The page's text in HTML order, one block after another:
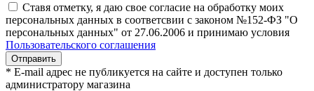
Ставя отметку, я даю свое согласие на обработку моих
персональных данных в соответсвии с законом №152-ФЗ "О
персональных данных" от 27.06.2006 и принимаю условия
Пользовательского соглашения
* E-mail адрес не публикуется на сайте и доступен только
администратору магазина